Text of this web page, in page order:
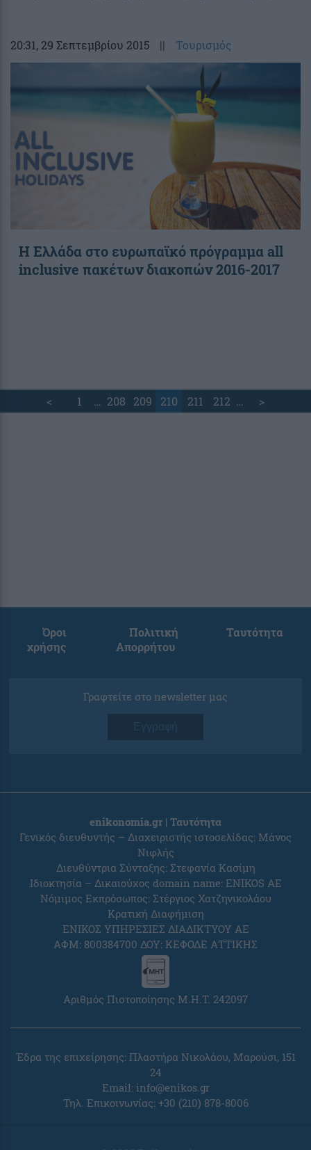
20:31, 29 Σεπτεμβρίου 2015 || Τουρισμός
Η Ελλάδα στο ευρωπαϊκό πρόγραμμα all
inclusive πακέτων διακοπών 2016-2017
< 1 … 208 209 210 211 212 … >
Όροι
χρήσης
Πολιτική
Απορρήτου
Ταυτότητα
Γραφτείτε στο newsletter μας
Εγγραφή
enikonomia.gr | Ταυτότητα
Γενικός διευθυντής – Διαχειριστής ιστοσελίδας: Μάνος
Νιφλής
Διευθύντρια Σύνταξης: Στεφανία Κασίμη
Ιδιοκτησία – Δικαιούχος domain name: ENIKOS AE
Νόμιμος Εκπρόσωπος: Στέργιος Χατζηνικολάου
Κρατική Διαφήμιση
ΕΝΙΚΟΣ ΥΠΗΡΕΣΙΕΣ ΔΙΑΔΙΚΤΥΟΥ ΑΕ
ΑΦΜ: 800384700 ΔΟΥ: ΚΕΦΟΔΕ ΑΤΤΙΚΗΣ
Αριθμός Πιστοποίησης Μ.Η.Τ. 242097
Έδρα της επιχείρησης: Πλαστήρα Νικολάου, Μαρούσι, 151
24
Email: info@enikos.gr
Τηλ. Επικοινωνίας: +30 (210) 878-8006